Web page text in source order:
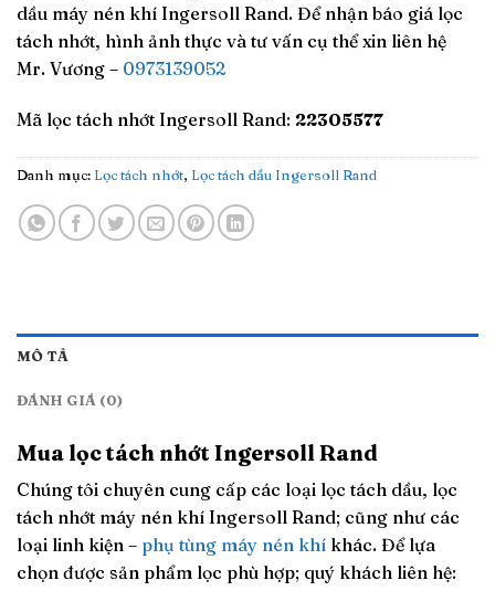
dầu máy nén khí Ingersoll Rand. Để nhận báo giá lọc
tách nhớt, hình ảnh thực và tư vấn cụ thể xin liên hệ
Mr. Vương – 0973139052
Mã lọc tách nhớt Ingersoll Rand: 22305577
Danh mục: Lọc tách nhớt, Lọc tách dầu Ingersoll Rand
MÔ TẢ
ĐÁNH GIÁ (0)
Mua lọc tách nhớt Ingersoll Rand
Chúng tôi chuyên cung cấp các loại lọc tách dầu, lọc
tách nhớt máy nén khí Ingersoll Rand; cũng như các
loại linh kiện – phụ tùng máy nén khí khác. Để lựa
chọn được sản phẩm lọc phù hợp; quý khách liên hệ: